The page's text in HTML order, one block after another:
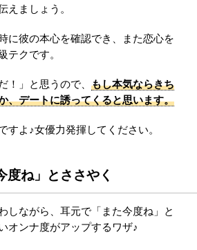
えましょう。
に彼の本心を確認でき、また恋心を
テクです。
！」と思うので、 もし本気ならきち
、デートに誘ってくると思います。
すよ♪女優力発揮してください。
度ね」とささやく
しながら、耳元で「また今度ね」と
オンナ度がアップするワザ♪